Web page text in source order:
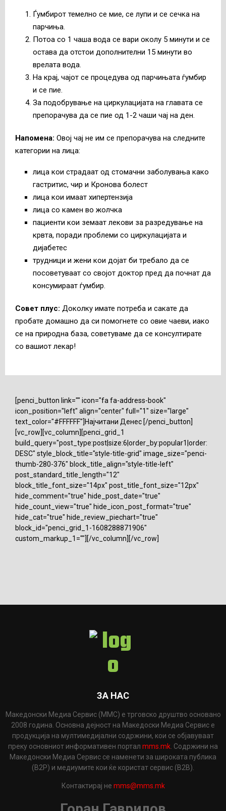
Ѓумбирот темелно се мие, се лупи и се сечка на
парчиња.
Потоа со 1 чаша вода се вари околу 5 минути и се
остава да отстои дополнителни 15 минути во
врелата вода.
На крај, чајот се процедува од парчињата ѓумбир
и се пие.
За подобрување на циркулацијата на главата се
препорачува да се пие од 1-2 чаши чај на ден.
Напомена: Овој чај не им се препорачува на следните
категории на лица:
лица кои страдаат од стомачни заболувања како
гастритис, чир и Кронова болест
лица кои имаат хипертензија
лица со камен во жолчка
пациенти кои земаат лекови за разредување на
крвта, поради проблеми со циркулацијата и
дијабетес
трудници и жени кои дојат би требало да се
посоветуваат со својот доктор пред да почнат да
консумираат ѓумбир.
Совет плус: Доколку имате потреба и сакате да
пробате домашно да си помогнете со овие чаеви, иако
се на природна база, советуваме да се консултирате
со вашиот лекар!
[penci_button link="" icon="fa fa-address-book"
icon_position="left" align="center" full="1" size="large"
text_color="#FFFFFF"]Најчитани Денес [/penci_button]
[vc_row][vc_column][penci_grid_1
build_query="post_type:post|size:6|order_by:popular1|order:
DESC" style_block_title="style-title-grid" image_size="penci-
thumb-280-376" block_title_align="style-title-left"
post_standard_title_length="12"
block_title_font_size="14px" post_title_font_size="12px"
hide_comment="true" hide_post_date="true"
hide_count_view="true" hide_icon_post_format="true"
hide_cat="true" hide_review_piechart="true"
block_id="penci_grid_1-1608288871906"
custom_markup_1=""][/vc_column][/vc_row]
ЗА НАС
Македонски Медиа Сервис (ММС) е трговско друштво основано
2008 година. Основна дејност на Македоски Медиа Сервис е
продукција на мултимедијални содржини, кои се објавуваат
преку основниот информативен портал mms.mk . Содржини на
Македонски Медиа Сервис се наменети за широката публика
(B2P) и медиумите кои ќе користат сервис (B2B).
Контактирај не mms@mms.mk